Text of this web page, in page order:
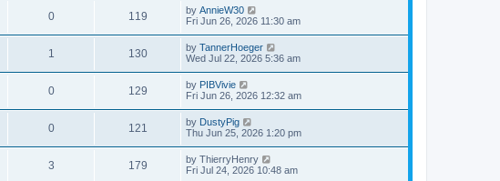
0 119 by AnnieW30
Fri Jun 26, 2026 11:30 am
1 130 by TannerHoeger
Wed Jul 22, 2026 5:36 am
0 129 by PIBVivie
Fri Jun 26, 2026 12:32 am
0 121 by DustyPig
Thu Jun 25, 2026 1:20 pm
3 179 by ThierryHenry
Fri Jul 24, 2026 10:48 am